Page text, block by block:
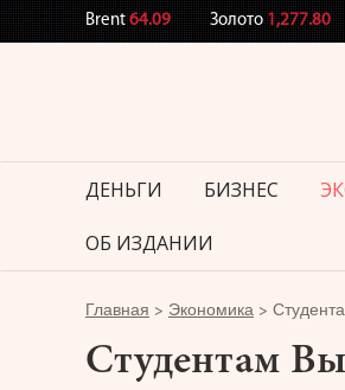
Brent64.09 Золото1,277.80
ДЕНЬГИ БИЗНЕС
ОБ ИЗДАНИИ
Главная > Экономика >
Студентам